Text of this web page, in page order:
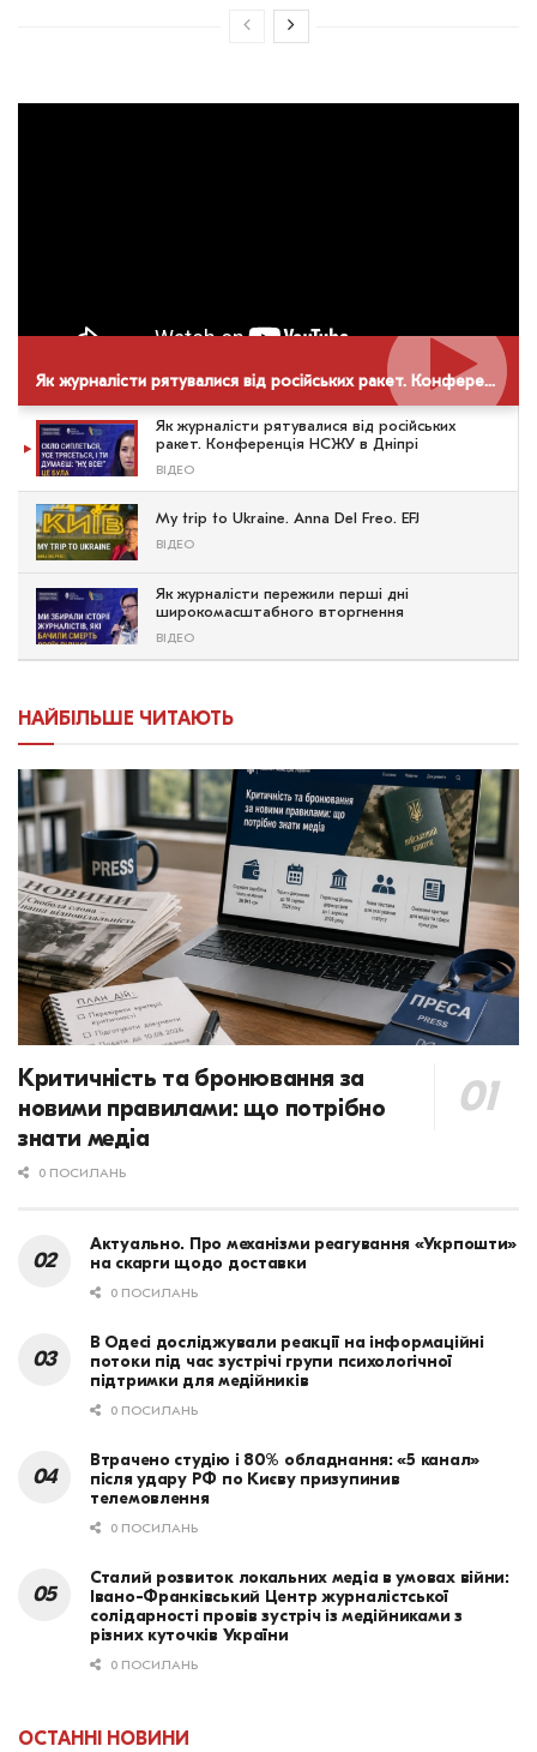
Як журналісти рятувалися від російських ракет. Конференція НСЖУ в Дніпрі
Як журналісти рятувалися від російських
ракет. Конференція НСЖУ в Дніпрі
ВІДЕО
My trip to Ukraine. Anna Del Freo. EFJ
ВІДЕО
Як журналісти пережили перші дні
широкомасштабного вторгнення
ВІДЕО
НАЙБІЛЬШЕ ЧИТАЮТЬ
Критичність та бронювання за
новими правилами: що потрібно
знати медіа
0 ПОСИЛАНЬ
Актуально. Про механізми реагування «Укрпошти»
на скарги щодо доставки
0 ПОСИЛАНЬ
В Одесі досліджували реакції на інформаційні
потоки під час зустрічі групи психологічної
підтримки для медійників
0 ПОСИЛАНЬ
Втрачено студію і 80% обладнання: «5 канал»
після удару РФ по Києву призупинив
телемовлення
0 ПОСИЛАНЬ
Сталий розвиток локальних медіа в умовах війни:
Івано-Франківський Центр журналістської
солідарності провів зустріч із медійниками з
різних куточків України
0 ПОСИЛАНЬ
ОСТАННІ НОВИНИ